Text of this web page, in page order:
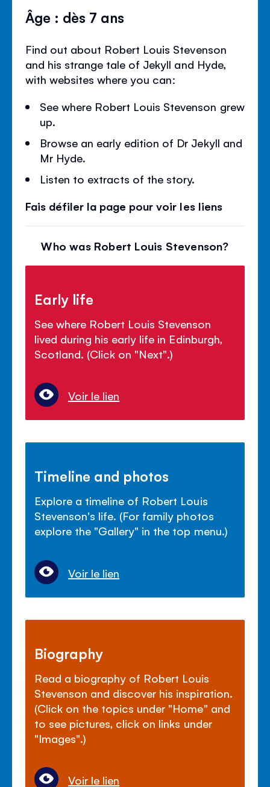
Âge : dès 7 ans
Find out about Robert Louis Stevenson
and his strange tale of Jekyll and Hyde,
with websites where you can:
See where Robert Louis Stevenson grew
up.
Browse an early edition of Dr Jekyll and
Mr Hyde.
Listen to extracts of the story.
Fais défiler la page pour voir les liens
Who was Robert Louis Stevenson?
Early life
See where Robert Louis Stevenson
lived during his early life in Edinburgh,
Scotland. (Click on "Next".)
Voir le lien
Timeline and photos
Explore a timeline of Robert Louis
Stevenson's life. (For family photos
explore the "Gallery" in the top menu.)
Voir le lien
Biography
Read a biography of Robert Louis
Stevenson and discover his inspiration.
(Click on the topics under "Home" and
to see pictures, click on links under
"Images".)
Voir le lien